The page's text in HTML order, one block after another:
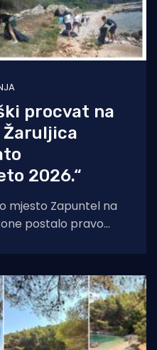
procvat na
Žaruljica
2026.“
mjesto Zapuntel na
postalo pravo